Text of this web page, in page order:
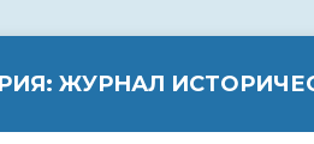
ЖУРНАЛ